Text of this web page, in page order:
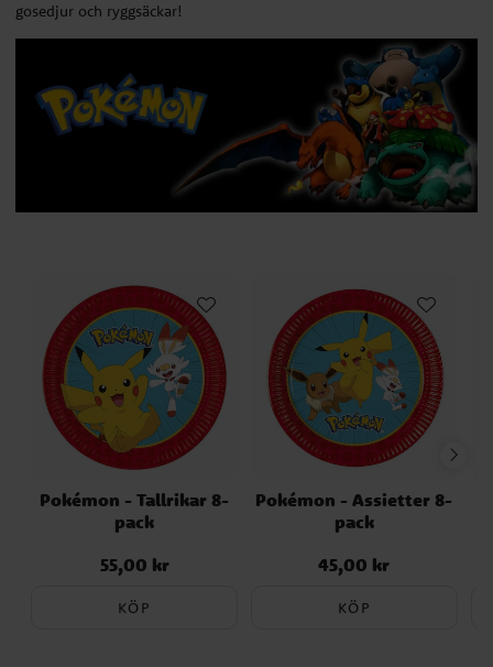
gosedjur och ryggsäckar!
Pokémon - Tallrikar 8-
pack
Pris:55,00 kr
55,00 kr
KÖP
Pokémon - Assietter 8-
pack
Pris:45,00 kr
45,00 kr
KÖP